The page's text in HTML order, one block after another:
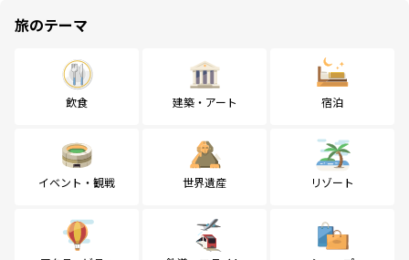
旅のテーマ
飲食 建築・アート 宿泊
イベント・観戦 世界遺産 リゾート